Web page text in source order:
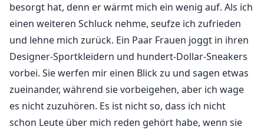
besorgt hat, denn er wärmt mich ein wenig auf. Als ich
einen weiteren Schluck nehme, seufze ich zufrieden
und lehne mich zurück. Ein Paar Frauen joggt in ihren
Designer-Sportkleidern und hundert-Dollar-Sneakers
vorbei. Sie werfen mir einen Blick zu und sagen etwas
zueinander, während sie vorbeigehen, aber ich wage
es nicht zuzuhören. Es ist nicht so, dass ich nicht
schon Leute über mich reden gehört habe, wenn sie